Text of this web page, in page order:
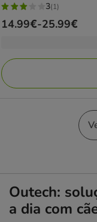
3
estrelas
avaliações
3(1)
Preço
a
25.99€
14.99€-25.99€
Outech:
a dia com